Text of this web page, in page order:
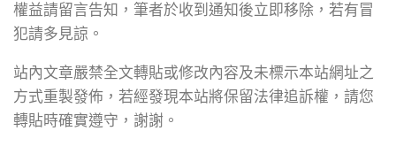
權益請留言告知，筆者於收到通知後立即移除，若有冒
犯請多見諒。
站內文章嚴禁全文轉貼或修改內容及未標示本站網址之
方式重製發佈，若經發現本站將保留法律追訴權，請您
轉貼時確實遵守，謝謝。